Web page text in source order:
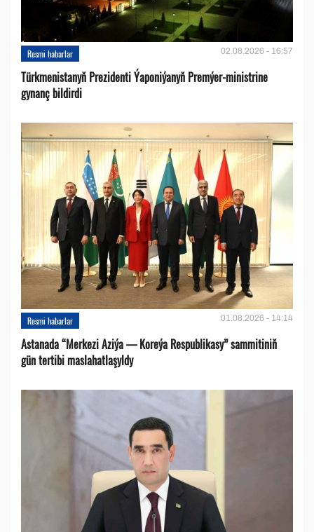
Resmi habarlar 02.08.2026 - 16:57
Türkmenistanyň Prezidenti Ýaponiýanyň Premýer-ministrine
gynanç bildirdi
Resmi habarlar 01.08.2026 - 14:14
Astanada “Merkezi Aziýa — Koreýa Respublikasy” sammitiniň
gün tertibi maslahatlaşyldy